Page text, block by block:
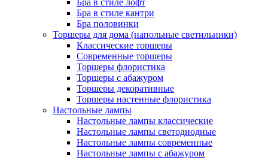
Бра в стиле лофт
Бра в стиле кантри
Бра половинки
Торшеры для дома (напольные светильники)
Классические торшеры
Современные торшеры
Торшеры флористика
Торшеры с абажуром
Торшеры декоративные
Торшеры настенные флористика
Настольные лампы
Настольные лампы классические
Настольные лампы светодиодные
Настольные лампы современные
Настольные лампы с абажуром